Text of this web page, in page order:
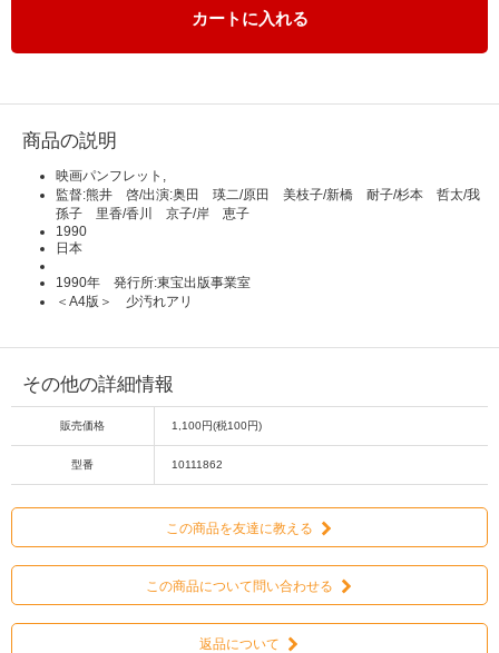
カートに入れる
商品の説明
映画パンフレット,
監督:熊井 啓/出演:奥田 瑛二/原田 美枝子/新橋 耐子/杉本 哲太/我
孫子 里香/香川 京子/岸 恵子
1990
日本
1990年 発行所:東宝出版事業室
＜A4版＞ 少汚れアリ
その他の詳細情報
販売価格 1,100円(税100円)
型番 10111862
この商品を友達に教える
この商品について問い合わせる
返品について